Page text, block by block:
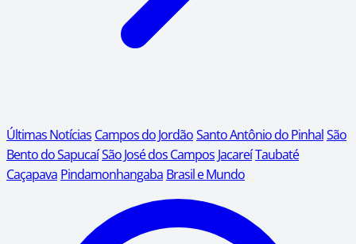
Últimas Notícias Campos do JordãoSanto Antônio do PinhalSão
Bento do SapucaíSão José dos Campos JacareíTaubaté
Caçapava Pindamonhangaba Brasil e Mundo